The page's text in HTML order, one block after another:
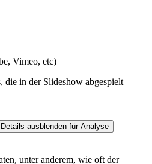
Vimeo, etc)
die in der Slideshow abgespielt
Details ausblenden für Analyse
unter anderem, wie oft der